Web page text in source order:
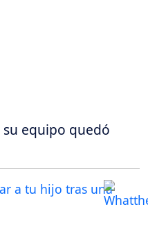
equipo quedó